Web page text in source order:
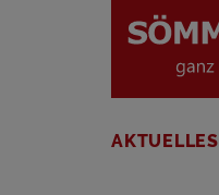
AKTUELLES